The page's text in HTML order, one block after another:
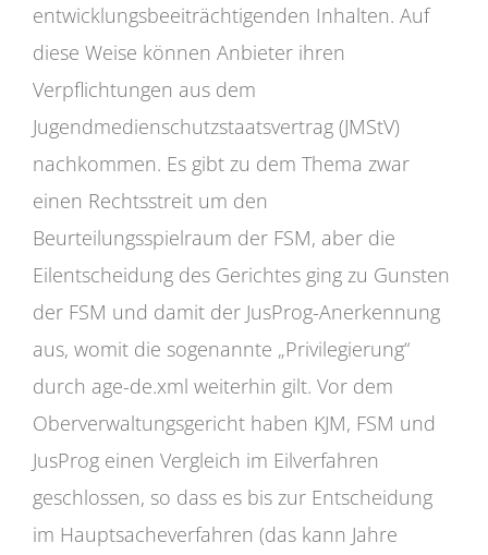
entwicklungsbeeiträchtigenden Inhalten. Auf
diese Weise können Anbieter ihren
Verpflichtungen aus dem
Jugendmedienschutzstaatsvertrag (JMStV)
nachkommen. Es gibt zu dem Thema zwar
einen Rechtsstreit um den
Beurteilungsspielraum der FSM, aber die
Eilentscheidung des Gerichtes ging zu Gunsten
der FSM und damit der JusProg-Anerkennung
aus, womit die sogenannte „Privilegierung“
durch age-de.xml weiterhin gilt. Vor dem
Oberverwaltungsgericht haben KJM, FSM und
JusProg einen Vergleich im Eilverfahren
geschlossen, so dass es bis zur Entscheidung
im Hauptsacheverfahren (das kann Jahre